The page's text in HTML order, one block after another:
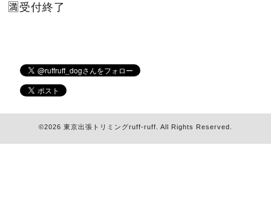
🈵受付終了
©2026 東京出張トリミングruff-ruff . All Rights Reserved.